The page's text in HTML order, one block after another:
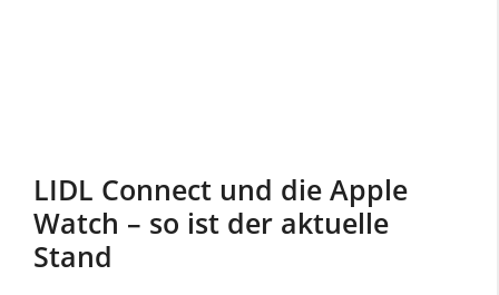
LIDL Connect und die Apple
Watch – so ist der aktuelle
Stand